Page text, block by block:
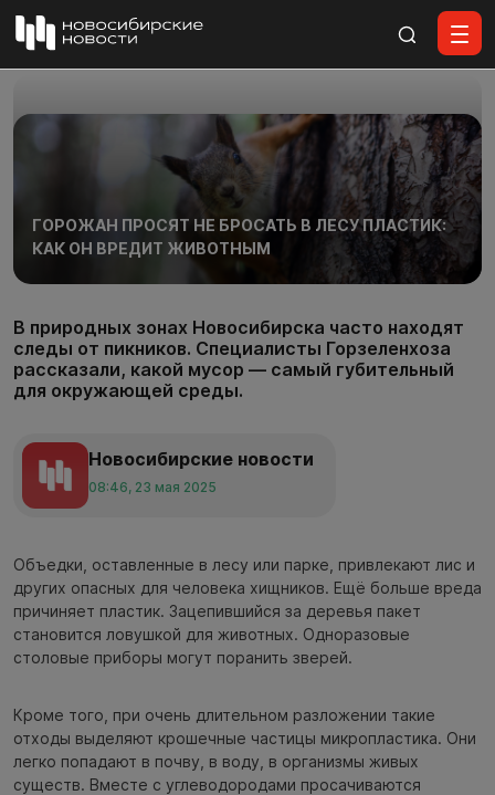
ГОРОЖАН ПРОСЯТ НЕ БРОСАТЬ В ЛЕСУ ПЛАСТИК:
КАК ОН ВРЕДИТ ЖИВОТНЫМ
В природных зонах Новосибирска часто находят
следы от пикников. Специалисты Горзеленхоза
рассказали, какой мусор — самый губительный
для окружающей среды.
Новосибирские новости
08:46, 23 мая 2025
Объедки, оставленные в лесу или парке, привлекают лис и
других опасных для человека хищников. Ещё больше вреда
причиняет пластик. Зацепившийся за деревья пакет
становится ловушкой для животных. Одноразовые
столовые приборы могут поранить зверей.
Кроме того, при очень длительном разложении такие
отходы выделяют крошечные частицы микропластика. Они
легко попадают в почву, в воду, в организмы живых
существ. Вместе с углеводородами просачиваются